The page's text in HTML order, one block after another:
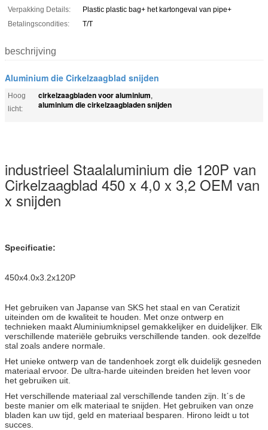
Verpakking Details:
Plastic plastic bag+ het kartongeval van pipe+
Betalingscondities:
T/T
beschrijving
Aluminium die Cirkelzaagblad snijden
Hoog
licht:
cirkelzaagbladen voor aluminium,
aluminium die cirkelzaagbladen snijden
industrieel Staalaluminium die 120P van
Cirkelzaagblad 450 x 4,0 x 3,2 OEM van
x snijden
Specificatie:
450x4.0x3.2x120P
Het gebruiken van Japanse van SKS het staal en van Ceratizit
uiteinden om de kwaliteit te houden. Met onze ontwerp en
technieken maakt Aluminiumknipsel gemakkelijker en duidelijker. Elk
verschillende materiële gebruiks verschillende tanden. ook dezelfde
stal zoals andere normale.
Het unieke ontwerp van de tandenhoek zorgt elk duidelijk gesneden
materiaal ervoor. De ultra-harde uiteinden breiden het leven voor
het gebruiken uit.
Het verschillende materiaal zal verschillende tanden zijn. Itˊs de
beste manier om elk materiaal te snijden. Het gebruiken van onze
bladen kan uw tijd, geld en materiaal besparen. Hirono leidt u tot
succes.